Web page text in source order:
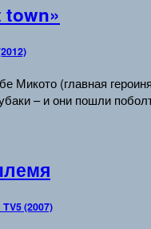
town»
Микото (главная
– и они пошли
(2007)